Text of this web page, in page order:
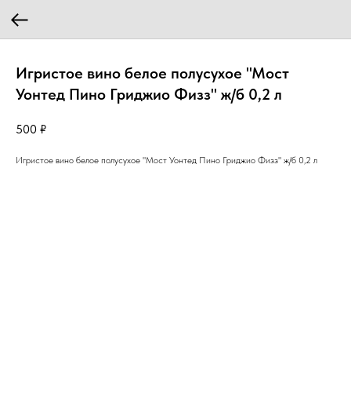
Игристое вино белое полусухое "Мост
Уонтед Пино Гриджио Физз" ж/б 0,2 л
500 ₽
Игристое вино белое полусухое "Мост Уонтед Пино Гриджио Физз" ж/б 0,2 л